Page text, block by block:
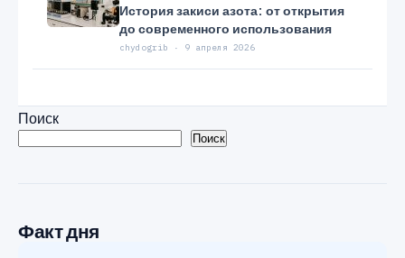
История закиси азота: от открытия
до современного использования
chydogrib · 9 апреля 2026
Поиск
Поиск
Факт дня